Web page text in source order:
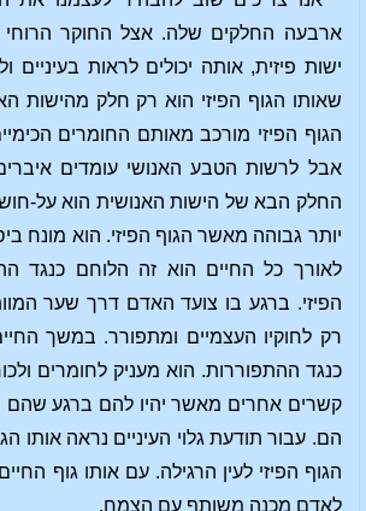
ארבעה החלקים שלה. אצל החוקר
ישות פיזית, אותה יכולים לראות בעיניים
שאותו הגוף הפיזי הוא רק חלק מהישות
הגוף הפיזי מורכב מאותם החומרים
אבל לרשות הטבע האנושי עומדים
החלק הבא של הישות האנושית הוא על-
יותר גבוהה מאשר הגוף הפיזי. הוא מונח
לאורך כל החיים הוא זה הלוחם כנגד
הפיזי. ברגע בו צועד האדם דרך שער
רק לחוקיו העצמיים ומתפורר. במשך
כנגד ההתפוררות. הוא מעניק לחומרים
קשרים אחרים מאשר יהיו להם ברגע שהם
הם. עבור תודעת גלוי העיניים נראה אותו
הגוף הפיזי לעין הרגילה. עם אותו גוף
לאדם מכנה משותף עם הצמח.